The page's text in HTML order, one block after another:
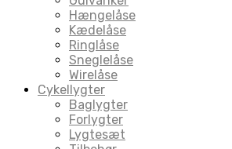
Hængelåse
Kædelåse
Ringlåse
Sneglelåse
Wirelåse
Cykellygter
Baglygter
Forlygter
Lygtesæt